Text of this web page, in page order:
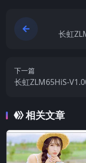
长虹
下一篇
长虹ZLM65HiS-
相关文章